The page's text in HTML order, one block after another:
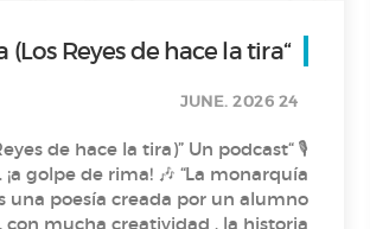
“La monarquía asturiana (Los Reyes de hace la tira)”
24 JUNE. 2026
hace la tira)” Un podcast
rima! 🎶 “La monarquía
una poesía creada por un alumno